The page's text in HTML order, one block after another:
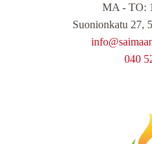
MA - TO:
Suonionkatu 27,
040